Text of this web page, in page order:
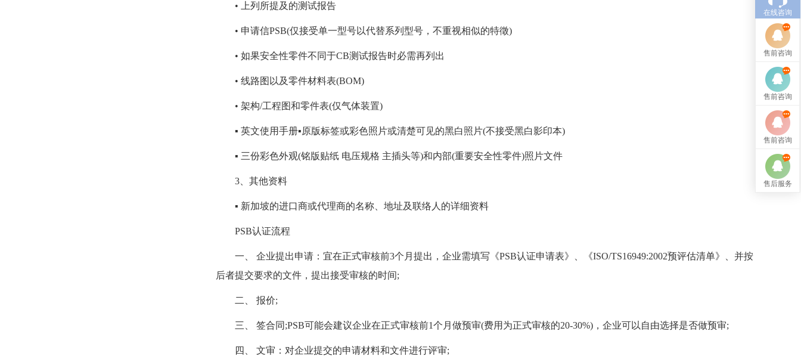
• 上列所提及的测试报告
• 申请信PSB(仅接受单一型号以代替系列型号，不重视相似的特徵)
• 如果安全性零件不同于CB测试报告时必需再列出
• 线路图以及零件材料表(BOM)
• 架构/工程图和零件表(仅气体装置)
▪ 英文使用手册▪原版标签或彩色照片或清楚可见的黑白照片(不接受黑白影印本)
▪ 三份彩色外观(铭版贴纸 电压规格 主插头等)和内部(重要安全性零件)照片文件
3、其他资料
▪ 新加坡的进口商或代理商的名称、地址及联络人的详细资料
PSB认证流程
一、 企业提出申请：宜在正式审核前3个月提出，企业需填写《PSB认证申请表》、《ISO/TS16949:2002预评估清单》、并按
后者提交要求的文件，提出接受审核的时间;
二、 报价;
三、 签合同;PSB可能会建议企业在正式审核前1个月做预审(费用为正式审核的20-30%)，企业可以自由选择是否做预审;
四、 文审：对企业提交的申请材料和文件进行评审;
在线咨询
售前咨询
售前咨询
售前咨询
售后服务